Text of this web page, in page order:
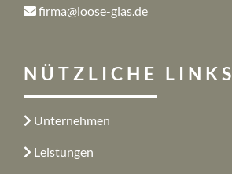
firma@loose-glas.de
NÜTZLICHE LINKS
Unternehmen
Leistungen